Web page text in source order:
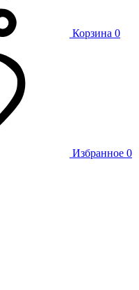
Корзина 0
Избранное 0